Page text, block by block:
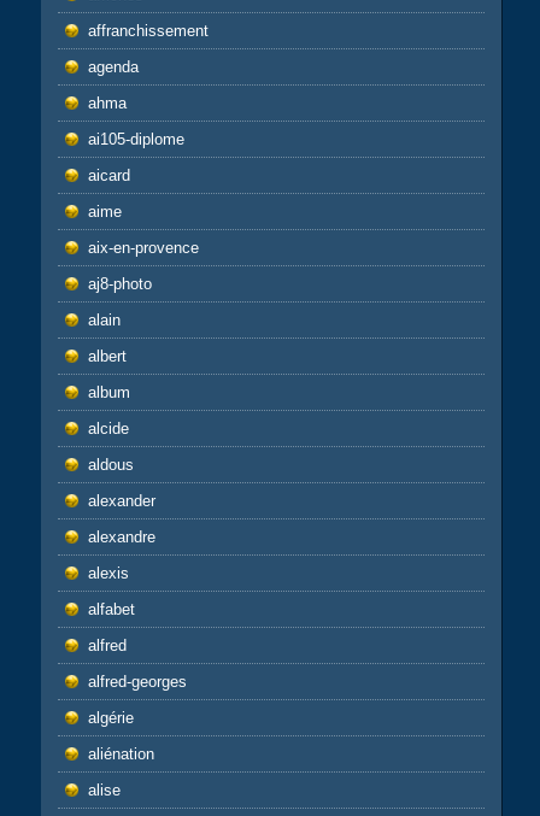
affranchissement
agenda
ahma
ai105-diplome
aicard
aime
aix-en-provence
aj8-photo
alain
albert
album
alcide
aldous
alexander
alexandre
alexis
alfabet
alfred
alfred-georges
algérie
aliénation
alise